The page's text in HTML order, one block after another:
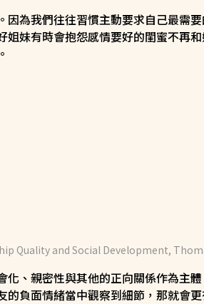
因為我們往往習慣主動要求自己最需
姐妹有時會抱怨感情要好的閨蜜不再
Quality and Social Development,
化、親密性與其他的正向關係作為主
負面情緒當中觀察到細節，那就會